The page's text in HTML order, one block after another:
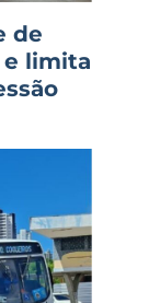
de
limita